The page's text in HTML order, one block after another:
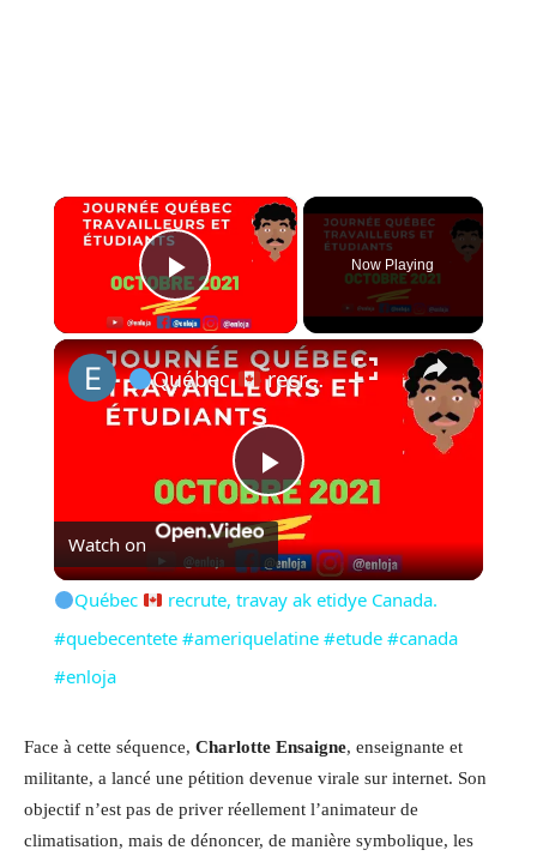
×
Play Video
Now Playing
×
Play
Video
Québec recrute, travay ak etidye Canada. #quebecentete #ameriquelatine #etude #canada #enloja
Watch on
Québec
recrute, travay ak etidye Canada.
#quebecentete #ameriquelatine #etude #canada
#enloja
Face à cette séquence, Charlotte Ensaigne, enseignante et
militante, a lancé une pétition devenue virale sur internet. Son
objectif n’est pas de priver réellement l’animateur de
climatisation, mais de dénoncer, de manière symbolique, les